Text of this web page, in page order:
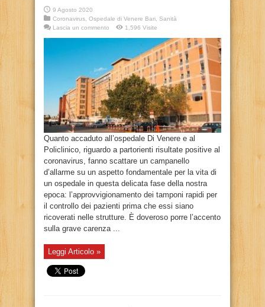
9 Agosto 2020
Coronavirus Ospedale di Venere Bari Sanità
Lascia un commento
1,596 Visite
Quanto accaduto all’ospedale Di Venere e al
Policlinico, riguardo a partorienti risultate positive al
coronavirus, fanno scattare un campanello
d’allarme su un aspetto fondamentale per la vita di
un ospedale in questa delicata fase della nostra
epoca: l’approvvigionamento dei tamponi rapidi per
il controllo dei pazienti prima che essi siano
ricoverati nelle strutture. È doveroso porre l’accento
sulla grave carenza ...
Leggi Articolo »